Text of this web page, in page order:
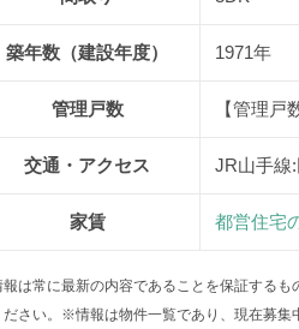
築年数（建設年度） 1971年
管理戸数 【管理
交通・アクセス JR山手線
家賃 都営住宅
は常に最新の内容であることを保証するも
ださい。※情報は物件一覧であり、現在募集